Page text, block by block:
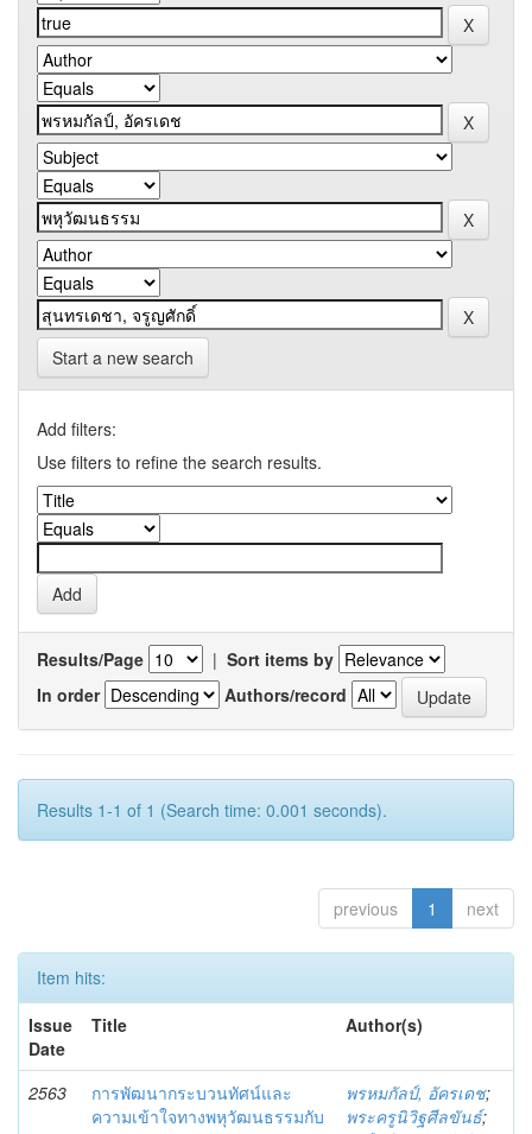
Start a new search
Add filters:
Use filters to refine the search results.
Results/Page | Sort items by
In order
Authors/record
Results 1-1 of 1 (Search time: 0.001 seconds).
previous 1 next
Item hits:
Issue
Date
Title Author(s)
2563
การพัฒนากระบวนทัศน์และ
ความเข้าใจทางพหุวัฒนธรรมกับ
พรหมกัลป์, อัครเดช;
พระครูนิวิฐศีลขันธ์;